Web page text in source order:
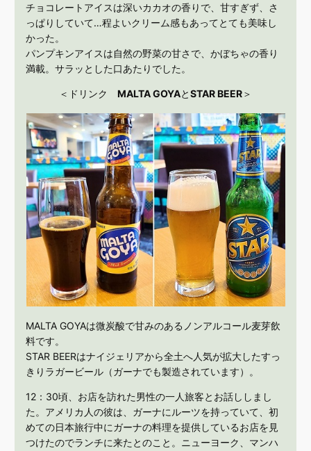
チョコレートアイスは深いカカオの香りで、甘すぎず、さ
っぱりしていて…程よいクリーム感もあってとても美味し
かった。
パンプキンアイスは自然の野菜の甘さで、かぼちゃの香り
満載。サラッとした口あたりでした。
＜ドリンク MALTA GOYAとSTAR BEER＞
MALTA GOYAは微炭酸で甘みのあるノンアルコール麦芽飲
料です。
STAR BEERはナイジェリアから全土へ人気が拡大したすっ
きりラガービール（ガーナでも製造されています）。
12：30頃、お店を訪れた男性の一人旅客とお話ししまし
た。アメリカ人の彼は、ガーナにルーツを持っていて、初
めての日本旅行中にガーナの料理を提供しているお店を見
つけたのでランチに来たとのこと。ニューヨーク、マンハ